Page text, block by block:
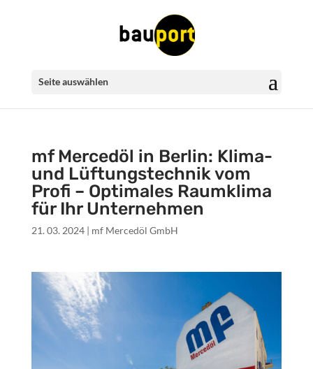
Seite auswählen
mf Mercedöl in Berlin: Klima-
und Lüftungstechnik vom
Profi – Optimales Raumklima
für Ihr Unternehmen
21. 03. 2024| mf Mercedöl GmbH